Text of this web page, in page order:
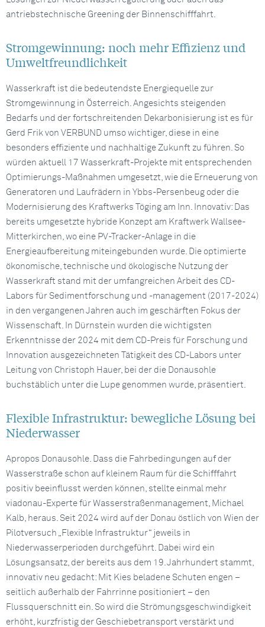
antriebstechnische Greening der Binnenschifffahrt.
Stromgewinnung: noch mehr Effizienz und
Umweltfreundlichkeit
Wasserkraft ist die bedeutendste Energiequelle zur
Stromgewinnung in Österreich. Angesichts steigenden
Bedarfs und der fortschreitenden Dekarbonisierung ist es für
Gerd Frik von VERBUND umso wichtiger, diese in eine
besonders effiziente und nachhaltige Zukunft zu führen. So
würden aktuell 17 Wasserkraft-Projekte mit entsprechenden
Optimierungs-Maßnahmen umgesetzt, wie die Erneuerung von
Generatoren und Laufrädern in Ybbs-Persenbeug oder die
Modernisierung des Kraftwerks Töging am Inn. Innovativ: Das
bereits umgesetzte hybride Konzept am Kraftwerk Wallsee-
Mitterkirchen, wo eine PV-Tracker-Anlage in die
Energieaufbereitung miteingebunden wurde. Die optimierte
ökonomische, technische und ökologische Nutzung der
Wasserkraft stand mit der umfangreichen Arbeit des CD-
Labors für Sedimentforschung und -management (2017-2024)
in den vergangenen Jahren auch im geschärften Fokus der
Wissenschaft. In Dürnstein wurden die wichtigsten
Erkenntnisse der 2024 mit dem CD-Preis für Forschung und
Innovation ausgezeichneten Tätigkeit des CD-Labors unter
Leitung von Christoph Hauer, bei der die Donausohle
buchstäblich unter die Lupe genommen wurde, präsentiert.
Flexible Infrastruktur: bewegliche Lösung bei
Niederwasser
Apropos Donausohle. Dass die Fahrbedingungen auf der
Wasserstraße schon auf kleinem Raum für die Schifffahrt
positiv beeinflusst werden können, stellte einmal mehr
viadonau-Experte für Wasserstraßenmanagement, Michael
Kalb, heraus. Seit 2024 wird auf der Donau östlich von Wien der
Pilotversuch „Flexible Infrastruktur“ jeweils in
Niederwasserperioden durchgeführt. Dabei wird ein
Lösungsansatz, der bereits aus dem 19. Jahrhundert stammt,
innovativ neu gedacht: Mit Kies beladene Schuten engen –
seitlich außerhalb der Fahrrinne positioniert – den
Flussquerschnitt ein. So wird die Strömungsgeschwindigkeit
erhöht, kurzfristig der Geschiebetransport verstärkt und